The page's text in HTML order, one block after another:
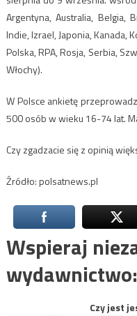
Argentyna, Australia, Belgia,
Indie, Izrael, Japonia, Kanada,
Polska, RPA, Rosja, Serbia,
Włochy).
W Polsce ankietę
500 osób w wieku 16-74 lat.
Czy zgadzacie się z opinią
Źródło: polsatnews.pl
Wspieraj
wydawnictwo:
Czy jest